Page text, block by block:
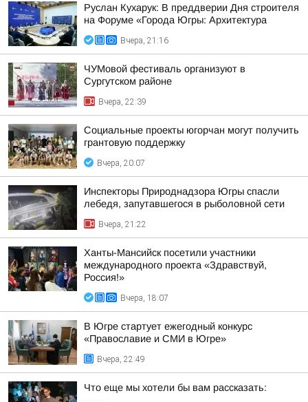
Руслан Кухарук: В преддверии Дня строителя
на Форуме «Города Югры: Архитектура
Вчера, 21:16
ЧУМовой фестиваль организуют в
Сургутском районе
Вчера, 22:39
Социальные проекты югорчан могут получить
грантовую поддержку
Вчера, 20:07
Инспекторы Природнадзора Югры спасли
лебедя, запутавшегося в рыболовной сети
Вчера, 21:22
Ханты-Мансийск посетили участники
международного проекта «Здравствуй,
Россия!»
Вчера, 18:07
В Югре стартует ежегодный конкурс
«Православие и СМИ в Югре»
Вчера, 22:49
Что еще мы хотели бы вам рассказать: